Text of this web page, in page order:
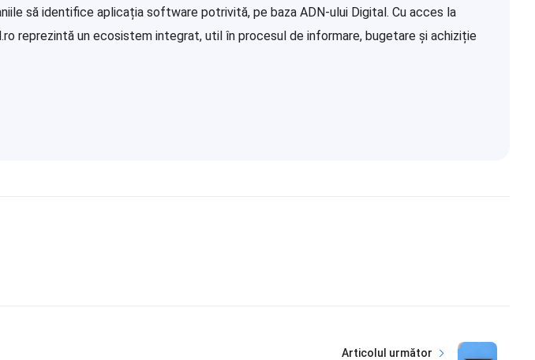
să identifice aplicația software potrivită, pe baza ADN-ului Digital. Cu acces la
un ecosistem integrat, util în procesul de informare, bugetare și achiziție
Articolul următor